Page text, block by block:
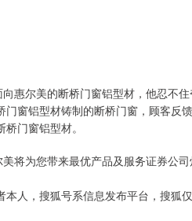
惠尔美的断桥门窗铝型材，他忍不
窗铝型材铸制的断桥门窗，顾客反
门窗铝型材。
将为您带来最优产品及服务证券公
人，搜狐号系信息发布平台，搜狐